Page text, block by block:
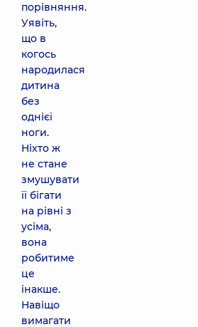
порівняння.
Уявіть,
що в
когось
народилася
дитина
без
однієї
ноги.
Ніхто ж
не стане
змушувати
її бігати
на рівні з
усіма,
вона
робитиме
це
інакше.
Навіщо
вимагати